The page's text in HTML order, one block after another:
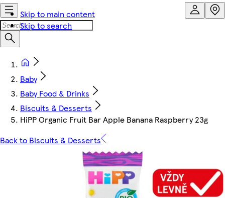
Skip to main content
Skip to search
Baby
Baby Food & Drinks
Biscuits & Desserts
HiPP Organic Fruit Bar Apple Banana Raspberry 23g
Back to Biscuits & Desserts